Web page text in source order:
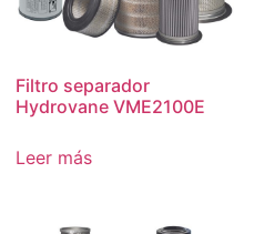
Filtro separador
Hydrovane VME2100E
Leer más